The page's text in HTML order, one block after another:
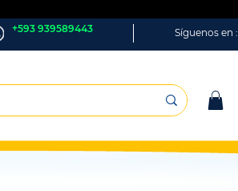
+593 939589443 Síguenos en :